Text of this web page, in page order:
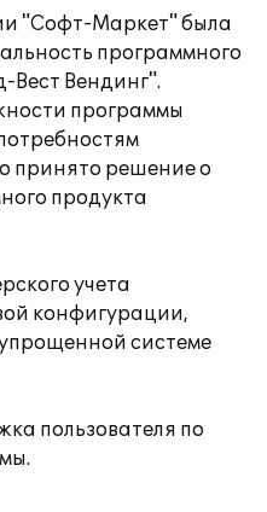
"Софт-Маркет" была
программного
Вендинг".
программы
принято решение о
продукта
учета
конфигурации,
системе
пользователя по